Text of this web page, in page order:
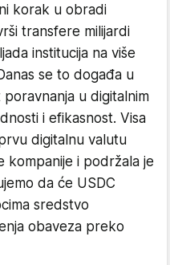
korak u obradi
transfere milijardi
institucija na više
se to događa u
u digitalnim
i efikasnost. Visa
digitalnu valutu
kompanije i podržala je
da će USDC
sredstvo
obaveza preko